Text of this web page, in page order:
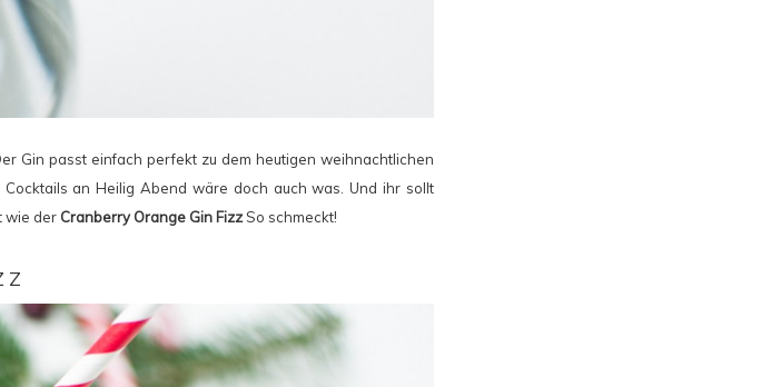
Gin passt einfach perfekt zu dem heutigen weihnachtlichen
an Heilig Abend wäre doch auch was. Und ihr sollt
wie der Cranberry Orange Gin FizzSo schmeckt!